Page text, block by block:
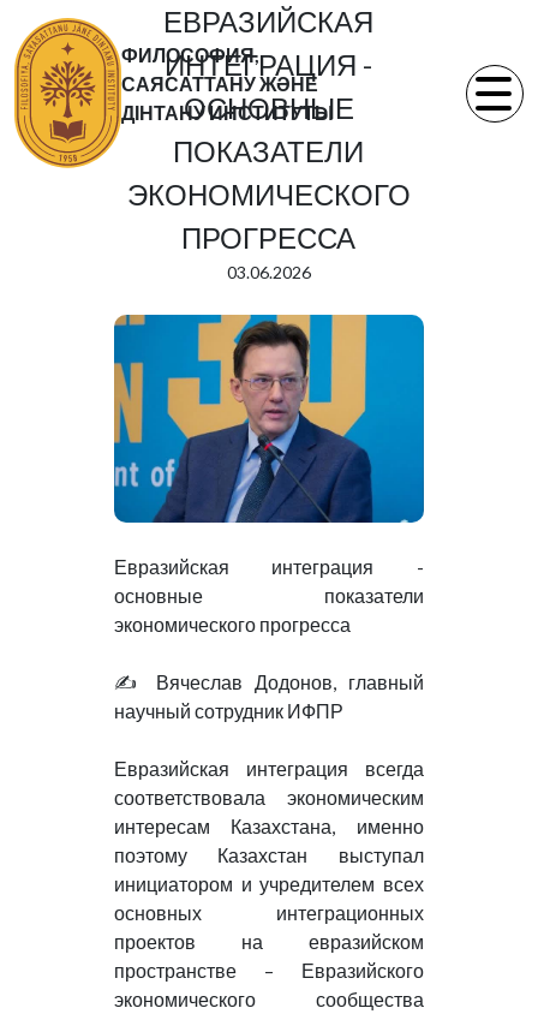
ФИЛОСОФИЯ,
САЯСАТТАНУ ЖӘНЕ
ДІНТАНУ ИНСТИТУТЫ
ЕВРАЗИЙСКАЯ
ИНТЕГРАЦИЯ -
ОСНОВНЫЕ
ПОКАЗАТЕЛИ
ЭКОНОМИЧЕСКОГО
ПРОГРЕССА
03.06.2026
Евразийская интеграция -
основные показатели
экономического прогресса
✍️ Вячеслав Додонов, главный
научный сотрудник ИФПР
Евразийская интеграция всегда
соответствовала экономическим
интересам Казахстана, именно
поэтому Казахстан выступал
инициатором и учредителем всех
основных интеграционных
проектов на евразийском
пространстве – Евразийского
экономического сообщества